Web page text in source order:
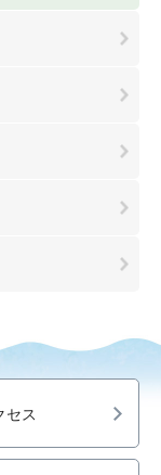
セス